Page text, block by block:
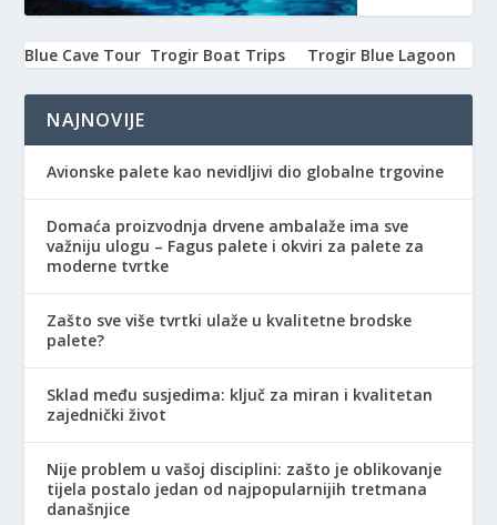
Blue Cave Tour Trogir Boat Trips Trogir Blue Lagoon
NAJNOVIJE
Avionske palete kao nevidljivi dio globalne trgovine
Domaća proizvodnja drvene ambalaže ima sve
važniju ulogu – Fagus palete i okviri za palete za
moderne tvrtke
Zašto sve više tvrtki ulaže u kvalitetne brodske
palete?
Sklad među susjedima: ključ za miran i kvalitetan
zajednički život
Nije problem u vašoj disciplini: zašto je oblikovanje
tijela postalo jedan od najpopularnijih tretmana
današnjice